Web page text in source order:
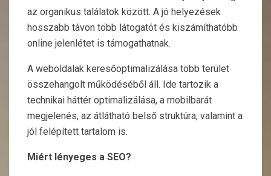
az organikus találatok között. A jó helyezések
hosszabb távon több látogatót és kiszámíthatóbb
online jelenlétet is támogathatnak.
A weboldalak keresőoptimalizálása több terület
összehangolt működéséből áll. Ide tartozik a
technikai háttér optimalizálása, a mobilbarát
megjelenés, az átlátható belső struktúra, valamint a
jól felépített tartalom is.
Miért lényeges a SEO?